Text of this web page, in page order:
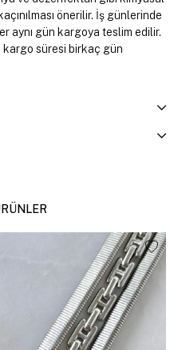
önerilir. İş günlerinde
aynı gün kargoya teslim edilir.
kargo süresi birkaç gün